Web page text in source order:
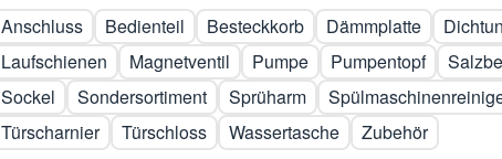
Anschluss
Bedienteil Besteckkorb Dämmplatte
Laufschienen
Magnetventil Pumpe Pumpentopf
Sockel
Sondersortiment Sprüharm
Türscharnier
Türschloss Wassertasche Zubehör